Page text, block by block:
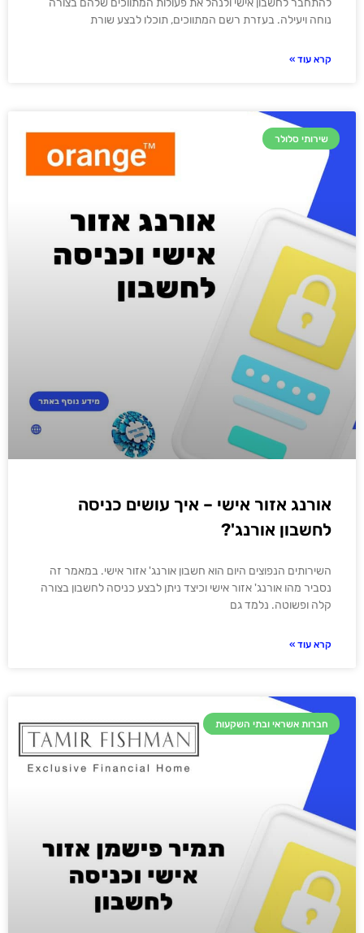
להתחבר לחשבון אישי ולנהל את פעולות המתווכים שלהם בצורה
נוחה ויעילה. בעזרת רשם המתווכים, תוכלו לבצע שורת
קרא עוד »
שירותי סלולר
אורנג אזור אישי – איך עושים כניסה
לחשבון אורנג'?
השירותים הנפוצים היום הוא חשבון אורנג' אזור אישי. במאמר זה
נסביר מהו אורנג' אזור אישי וכיצד ניתן לבצע כניסה לחשבון בצורה
קלה ופשוטה. נלמד גם
קרא עוד »
חברות אשראי ובתי השקעות